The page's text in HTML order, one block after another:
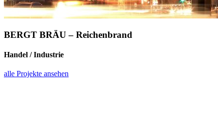
BERGT BRÄU – Reichenbrand
Handel / Industrie
alle Projekte ansehen